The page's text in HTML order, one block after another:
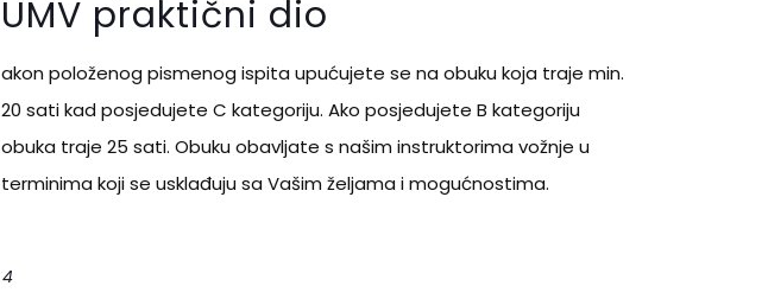
UMV praktični dio
akon položenog pismenog ispita upućujete se na obuku koja traje min.
20 sati kad posjedujete C kategoriju. Ako posjedujete B kategoriju
obuka traje 25 sati. Obuku obavljate s našim instruktorima vožnje u
terminima koji se usklađuju sa Vašim željama i mogućnostima.
4